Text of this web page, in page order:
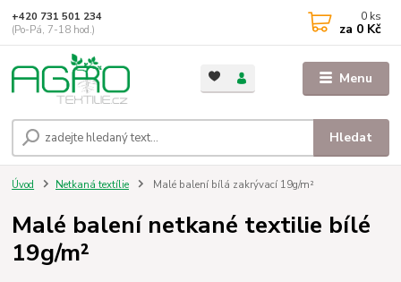
Menu
Hledat
+420 731 501 234
(Po-Pá, 7-18 hod.)
0 ks
za 0 Kč
Úvod Netkaná textílie Malé balení bílá zakrývací 19g/m²
Malé balení netkané textilie bílé
19g/m²